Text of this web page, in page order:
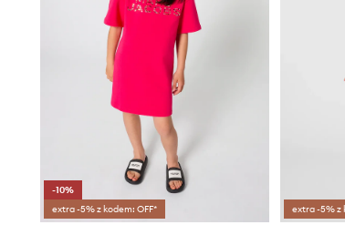
-10%
extra -5% z kodem: OFF*
extra -5% z